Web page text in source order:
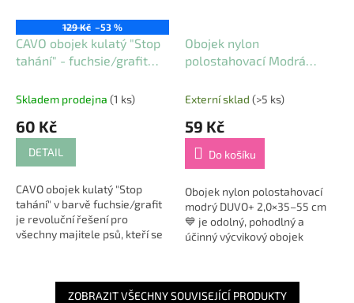
129 Kč –53 %
CAVO obojek kulatý "Stop
tahání" - fuchsie/grafit
Skladem prodejna (1 ks)
60 Kč
DETAIL
CAVO obojek kulatý "Stop
tahání" v barvě fuchsie/grafit
je revoluční řešení pro
všechny majitele psů, kteří se
popruhový...
Obojek nylon
polostahovací Modrá
Externí sklad (>5 ks)
59 Kč
Do košíku
Obojek nylon polostahovací
modrý DUVO+ 2,0×35–55 cm
💙 je odolný, pohodlný a
účinný výcvikový obojek
tendenci táhnout na...
ZOBRAZIT VŠECHNY SOUVISEJÍCÍ PRODUKTY